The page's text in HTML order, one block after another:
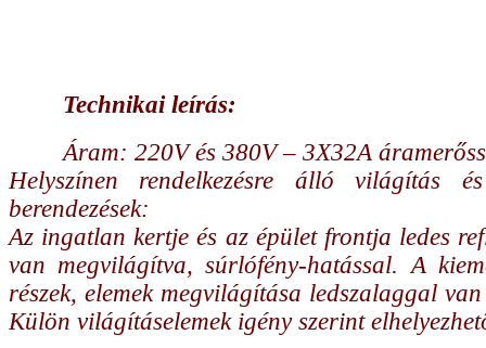
Technikai leírás:
Áram: 220V és 380V – 3X32A
Helyszínen rendelkezésre álló világítás
berendezések:
Az ingatlan kertje és az épület frontja ledes
van megvilágítva, súrlófény-hatással. A
részek, elemek megvilágítása ledszalaggal
Külön világításelemek igény szerint